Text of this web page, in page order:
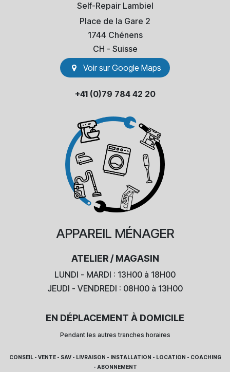
Self-Repair Lambiel
Place de la Gare 2
1744 Chénens
​CH - Suisse
Voir sur Go​​ogle Maps
+41 (0)79 784 42 20
APPAREIL MÉNAGER
ATELIER / MAGASIN
LUNDI - MARDI : 13H00 à 18H00
JEUDI - VENDREDI : 08H00 à 13H00
EN DÉPLACEMENT À DOMICILE
Pendant les autres tranches horaires
CONSEIL - VENTE - SAV - LIVRAISON - INSTALLATION - LOCATION - COACHING
- ABONNEMENT